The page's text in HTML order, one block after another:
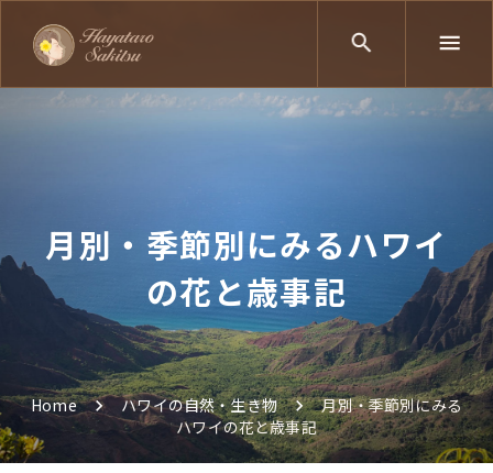
月別・季節別にみるハワイ
の花と歳事記
Home ハワイの自然・生き物
月別・季節別にみる
ハワイの花と歳事記